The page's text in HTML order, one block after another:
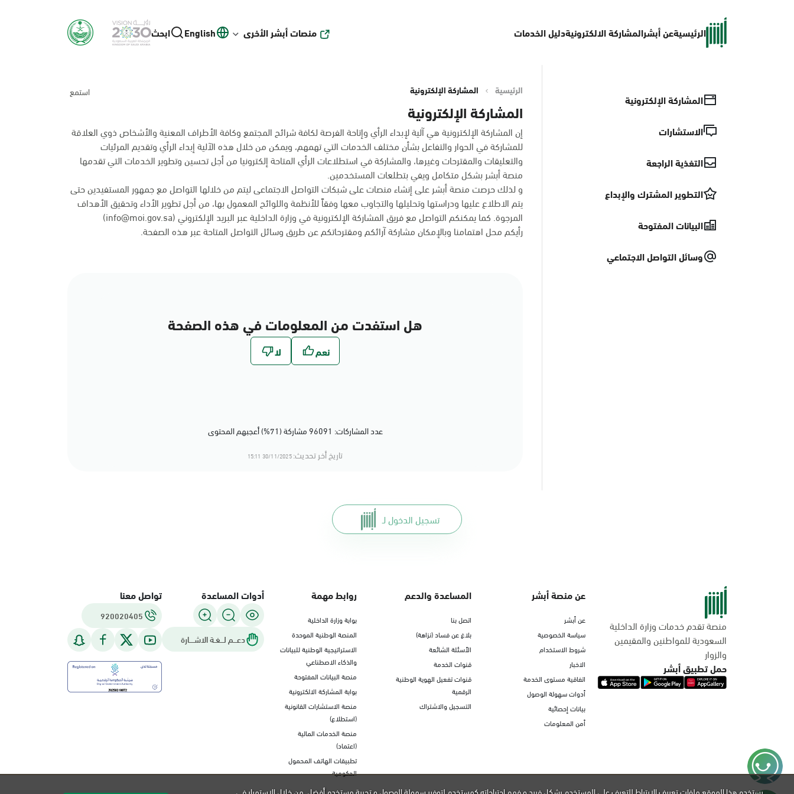
الرئيسيةعن أبشرالمشاركة الالكترونيةدليل الخدمات منصات أبشر الأخرى English ابحث
المشاركة الإلكترونية
الاستشارات
التغذية الراجعة
التطوير المشترك والإبداع
البيانات المفتوحة
وسائل التواصل الاجتماعي
الرئيسية المشاركة الإلكترونية استمع
المشاركة الإلكترونية
إن المشاركة الإلكترونية هي آلية لإبداء الرأي وإتاحة الفرصة لكافة شرائح المجتمع وكافة الأطراف المعنية والأشخاص ذوي العلاقة
للمشاركة في الحوار والتفاعل بشأن مختلف الخدمات التي تهمهم، ويمكن من خلال هذه الآلية إبداء الرأي وتقديم المرئيات
والتعليقات والمقترحات وغيرها، والمشاركة في استطلاعات الرأي المتاحة إلكترونيا من أجل تحسين وتطوير الخدمات التي تقدمها
منصة أبشر بشكل متكامل ويفي بتطلعات المستخدمين.
و لذلك حرصت منصة أبشر على إنشاء منصات على شبكات التواصل الاجتماعى ليتم من خلالها التواصل مع جمهور المستفيدين حتى
يتم الاطلاع عليها ودراستها وتحليلها والتجاوب معها وفقاً للأنظمة واللوائح المعمول بها، من أجل تطوير الأداء وتحقيق الأهداف
المرجوة. كما يمكنكم التواصل مع فريق المشاركة الإلكترونية في وزارة الداخلية عبر البريد الإلكتروني (info@moi.gov.sa)
رأيكم محل اهتمامنا وبالإمكان مشاركة آرائكم ومقترحاتكم عن طريق وسائل التواصل المتاحة عبر هذه الصفحة.
هل استفدت من المعلومات في هذه الصفحة
عدد المشاركات: 96091 مشاركة (71%) أعجبهم المحتوى
تاريخ أخر تحديث:30/11/2025 15:11
تسجيل الدخول لـ
منصة تقدم خدمات وزارة الداخلية
السعودية للمواطنين والمقيمين
والزوار
حمل تطبيق أبشر
عن منصة أبشر
عن أبشر
سياسة الخصوصية
شروط الاستخدام
الاخبار
اتفاقية مستوى الخدمة
أدوات سهولة الوصول
بيانات إحصائية
أمن المعلومات
المساعدة والدعم
اتصل بنا
بلاغ عن فساد (نزاهة)
الأسئلة الشائعة
قنوات الخدمة
قنوات تفعيل الهوية الوطنية
الرقمية
التسجيل والاشتراك
روابط مهمة
بوابة وزارة الداخلية
المنصة الوطنية الموحدة
الاستراتيجية الوطنية للبيانات
والذكاء الاصطناعي
منصة البيانات المفتوحة
بوابة المشاركة الالكترونية
منصة الاستشارات القانونية
(استطلاع)
منصة الخدمات المالية
(اعتماد)
تطبيقات الهاتف المحمول
الحكومية
أدوات المساعدة
دعـــم لـــغـة الاشــــارة
تواصل معنا
920020405
يستخدم هذا الموقع ملفات تعريف الارتباط للتعرف على المستخدم بشكل فريد و فهم احتياجاته كمستخدم لتوفير سهولة الوصول و تجربة مستخدم أفضل. من خلال الاستمرار في